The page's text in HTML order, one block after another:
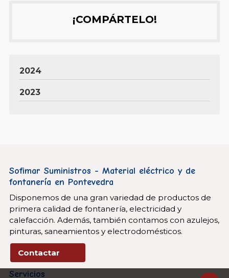
¡COMPÁRTELO!
2024
2023
Sofimar Suministros - Material eléctrico y de
fontanería en Pontevedra
Disponemos de una gran variedad de productos de
primera calidad de fontanería, electricidad y
calefacción. Además, también contamos con azulejos,
pinturas, saneamientos y electrodomésticos.
Contactar
Servicios